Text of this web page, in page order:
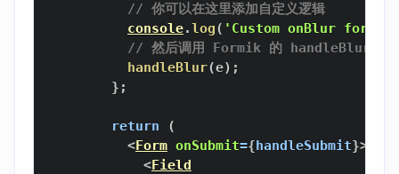
// 你可以在这里添加自定义逻辑
console.log( 'Custom onBlur for'
// 然后调用 Formik 的 handleBlur 来
handleBlur(e) ;
} ;
return
(
<Form onSubmit={handleSubmit}>
<Field